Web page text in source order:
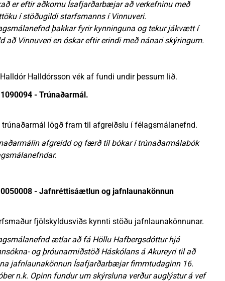
er eftir aðkomu Ísafjarðarbæjar að verkefninu með
í stöðugildi starfsmanns í Vinnuveri.
þakkar fyrir kynninguna og tekur jákvætt í
að Vinnuveri en óskar eftir erindi með nánari skýringum.
Halldórsson vék af fundi undir þessum lið.
- Trúnaðarmál.
trúnaðarmál lögð fram til afgreiðslu í félagsmálanefnd.
afgreidd og færð til bókar í trúnaðarmálabók
- Jafnréttisáætlun og jafnlaunakönnun
fjölskyldusviðs kynnti stöðu jafnlaunakönnunar.
ætlar að fá Höllu Hafbergsdóttur hjá
og þróunarmiðstöð Háskólans á Akureyri til að
jafnlaunakönnun Ísafjarðarbæjar fimmtudaginn 16.
n.k. Opinn fundur um skýrsluna verður auglýstur á vef